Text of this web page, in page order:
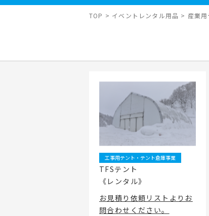
イベント会場の設営／施工につ
デジタルカタログ
屋
地
検索カテ
TOP > イベントレンタル用品 > 産業用
工事用テント・テント倉庫事業
TFSテント
《レンタル》
お見積り依頼リストよりお
問合わせください。